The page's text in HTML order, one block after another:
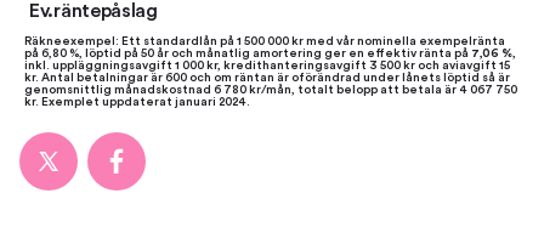
Ev.räntepåslag
Räkneexempel: Ett standardlån på 1 500 000 kr med vår nominella exempelränta
på 6,80 %, löptid på 50 år och månatlig amortering ger en effektiv ränta på 7,06 %,
inkl. uppläggningsavgift 1 000 kr, kredithanteringsavgift 3 500 kr och aviavgift 15
kr. Antal betalningar är 600 och om räntan är oförändrad under lånets löptid så är
genomsnittlig månadskostnad 6 780 kr/mån, totalt belopp att betala är 4 067 750
kr. Exemplet uppdaterat januari 2024.